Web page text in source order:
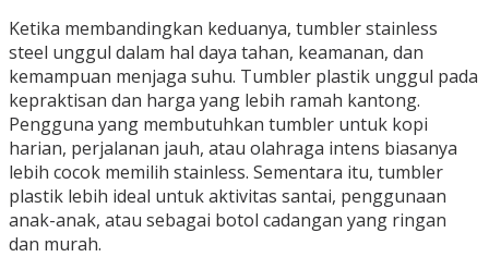
Ketika membandingkan keduanya, tumbler stainless
steel unggul dalam hal daya tahan, keamanan, dan
kemampuan menjaga suhu. Tumbler plastik unggul pada
kepraktisan dan harga yang lebih ramah kantong.
Pengguna yang membutuhkan tumbler untuk kopi
harian, perjalanan jauh, atau olahraga intens biasanya
lebih cocok memilih stainless. Sementara itu, tumbler
plastik lebih ideal untuk aktivitas santai, penggunaan
anak-anak, atau sebagai botol cadangan yang ringan
dan murah.